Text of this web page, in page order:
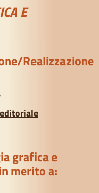
E
Realizzazione
grafica e
merito a: